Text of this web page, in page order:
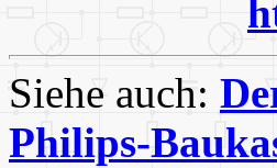
Siehe auch:
Philips-